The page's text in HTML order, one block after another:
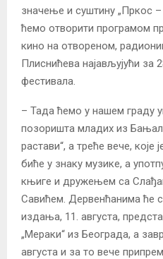
значење и суштину „Пркос
ћемо отворити програмом
кино на отвореном,
Плиснићева најављујући за
фестивала.
– Тада ћемо у нашем граду
позоришта младих из
растави“, а треће вече, које
биће у знаку музике, а
књиге и дружењем са
Савићем. Дервенћанима ће
издања, 11. августа,
„Мераки“ из Београда, а
августа и за то вече